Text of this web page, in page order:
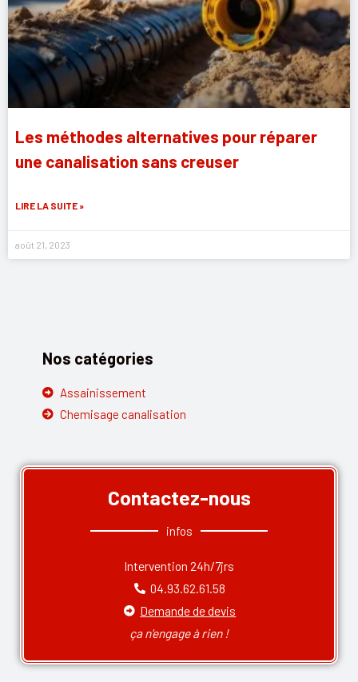
Les méthodes alternatives pour réparer
une canalisation sans creuser
LIRE LA SUITE »
août 21, 2023
Nos catégories
Assainissement
Chemisage canalisation
Contactez-nous
infos
Intervention 24h/7jrs
04.93.62.61.58
Demande de devis
ça n'engage à rien !